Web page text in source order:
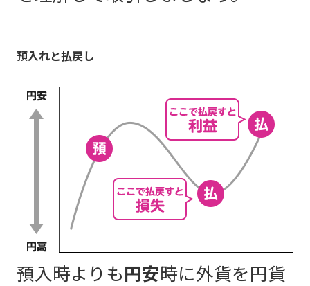
預入れと払戻し
預入時よりも円安時に外貨を円貨